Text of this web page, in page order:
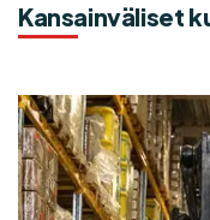
Kansainväliset